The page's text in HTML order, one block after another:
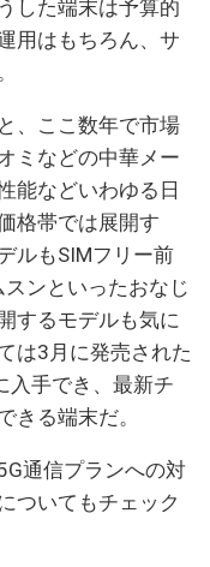
した端末は予算的
用はもちろん、サ
、ここ数年で市場
ミなどの中華メー
能などいわゆる日
格帯では展開す
ルもSIMフリー前
ンといったおなじ
するモデルも気に
は3月に発売された
入手でき、最新チ
きる端末だ。
通信プランへの対
ついてもチェック